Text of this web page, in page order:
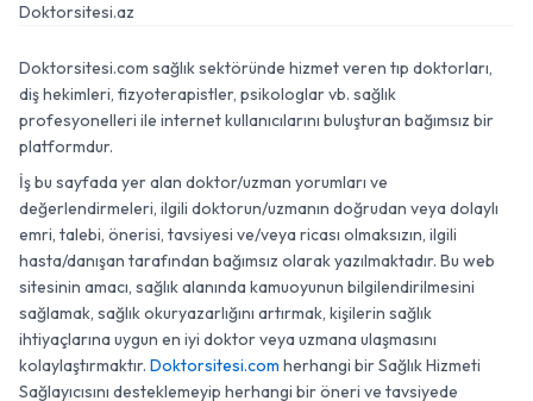
Doktorsitesi.az
Doktorsitesi.com sağlık sektöründe hizmet veren tıp doktorları,
diş hekimleri, fizyoterapistler, psikologlar vb. sağlık
profesyonelleri ile internet kullanıcılarını buluşturan bağımsız bir
platformdur.
İş bu sayfada yer alan doktor/uzman yorumları ve
değerlendirmeleri, ilgili doktorun/uzmanın doğrudan veya dolaylı
emri, talebi, önerisi, tavsiyesi ve/veya ricası olmaksızın, ilgili
hasta/danışan tarafından bağımsız olarak yazılmaktadır. Bu web
sitesinin amacı, sağlık alanında kamuoyunun bilgilendirilmesini
sağlamak, sağlık okuryazarlığını artırmak, kişilerin sağlık
ihtiyaçlarına uygun en iyi doktor veya uzmana ulaşmasını
kolaylaştırmaktır. Doktorsitesi.com herhangi bir Sağlık Hizmeti
Sağlayıcısını desteklemeyip herhangi bir öneri ve tavsiyede